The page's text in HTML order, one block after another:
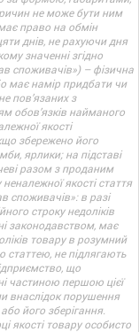
не може бути ним
право на обмін
днів, не рахуючи дня
значенні згідно
споживачів») – фізична
має намір придбати чи
пов’язаних з
обов’язків найманого
якості
збережено його
ярлики; на підставі
разом з проданим
якості стаття
споживачів»: в разі
строку недоліків
законодавством, має
товару в розумний
статтею, не підлягають
що
частиною першою цієї
внаслідок порушення
його зберігання.
якості товару особисто